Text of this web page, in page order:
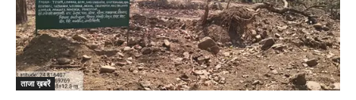
ताजा ख़बरें